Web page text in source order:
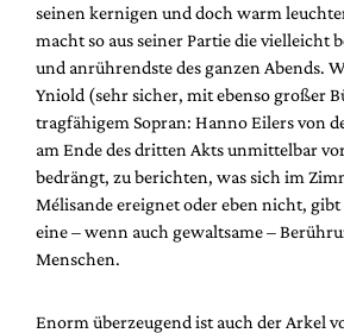
seinen kernigen und doch warm
macht so aus seiner Partie die vielleicht
und anrührendste des ganzen Abends.
Yniold (sehr sicher, mit ebenso großer
tragfähigem Sopran: Hanno Eilers von
am Ende des dritten Akts unmittelbar
bedrängt, zu berichten, was sich im
Mélisande ereignet oder eben nicht, gibt
eine–wenn auch gewaltsame–
Menschen.
Enorm überzeugend ist auch der Arkel